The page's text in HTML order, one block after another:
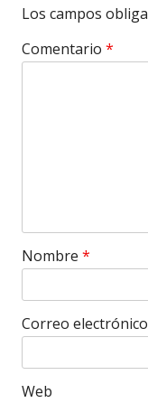
Los campos
Comentario *
Nombre *
Correo electrónico
Web